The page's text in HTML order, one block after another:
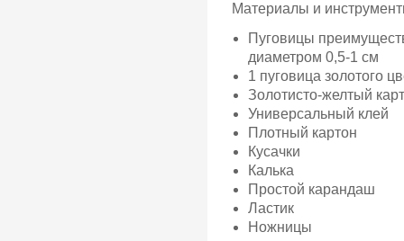
Материалы и
Пуговицы
диаметром 0,5-1 см
1 пуговица золотого
Золотисто-желтый
Универсальный клей
Плотный картон
Кусачки
Калька
Простой карандаш
Ластик
Ножницы